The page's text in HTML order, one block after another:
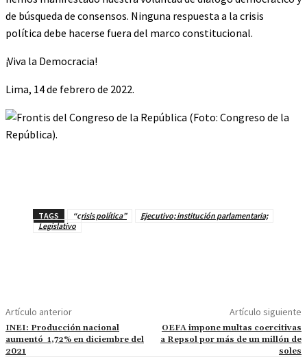
de búsqueda de consensos. Ninguna respuesta a la crisis
política debe hacerse fuera del marco constitucional.
¡Viva la Democracia!
Lima, 14 de febrero de 2022.
TAGS “crisis política”
Ejecutivo; institución parlamentaria;
Legislativo
Artículo anterior
INEI: Producción nacional
aumentó 1,72% en diciembre del
2021
Artículo siguiente
OEFA impone multas coercitivas
a Repsol por más de un millón de
soles